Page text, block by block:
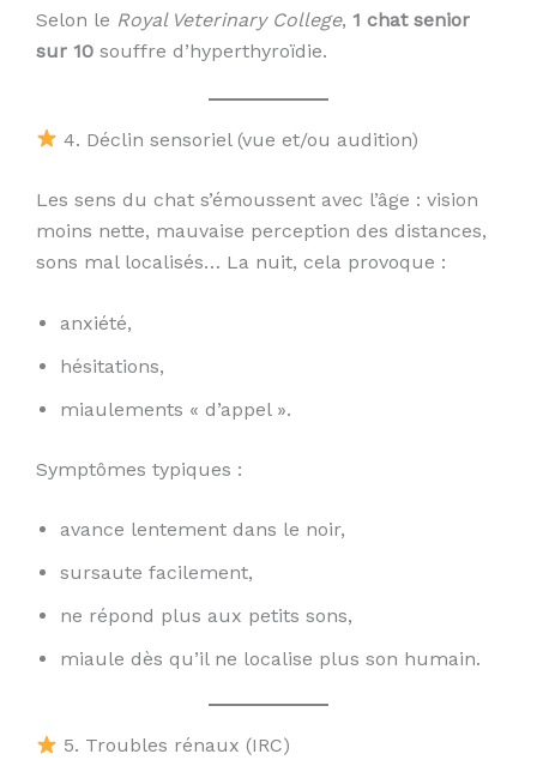
Selon le Royal Veterinary College, 1 chat senior
sur 10 souffre d’hyperthyroïdie.
4. Déclin sensoriel (vue et/ou audition)
Les sens du chat s’émoussent avec l’âge : vision
moins nette, mauvaise perception des distances,
sons mal localisés… La nuit, cela provoque :
anxiété,
hésitations,
miaulements « d’appel ».
Symptômes typiques :
avance lentement dans le noir,
sursaute facilement,
ne répond plus aux petits sons,
miaule dès qu’il ne localise plus son humain.
5. Troubles rénaux (IRC)